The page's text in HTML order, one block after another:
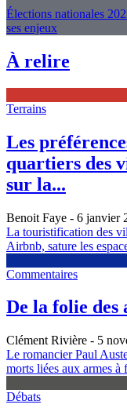
Élections nationales
ses enjeux
À relire
Terrains
Les
quartiers des
sur la...
Benoit Faye - 6 janvier
La touristification des
Airbnb, sature les
Commentaires
De la folie des
Clément Rivière - 5
Le romancier Paul
morts liées aux armes à
Débats